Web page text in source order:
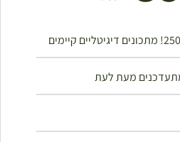
מעת לעת